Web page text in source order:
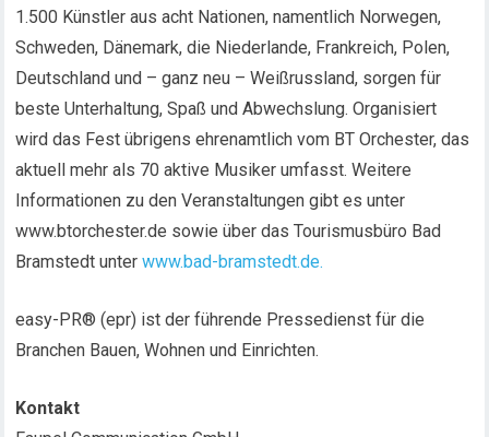
1.500 Künstler aus acht Nationen, namentlich Norwegen,
Schweden, Dänemark, die Niederlande, Frankreich, Polen,
Deutschland und – ganz neu – Weißrussland, sorgen für
beste Unterhaltung, Spaß und Abwechslung. Organisiert
wird das Fest übrigens ehrenamtlich vom BT Orchester, das
aktuell mehr als 70 aktive Musiker umfasst. Weitere
Informationen zu den Veranstaltungen gibt es unter
www.btorchester.de sowie über das Tourismusbüro Bad
Bramstedt unterwww.bad-bramstedt.de.
easy-PR® (epr) ist der führende Pressedienst für die
Branchen Bauen, Wohnen und Einrichten.
Kontakt